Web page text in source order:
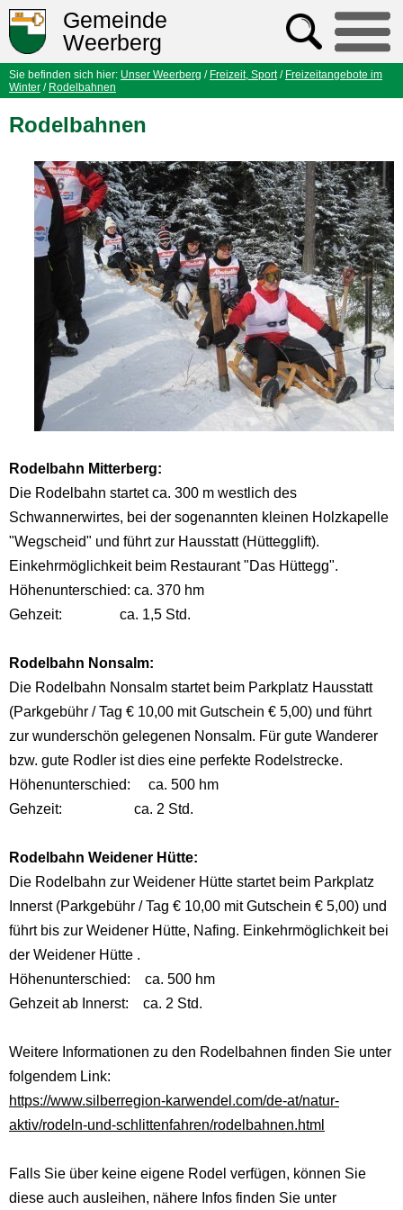
Gemeinde
Weerberg
Sie befinden sich hier: Unser Weerberg / Freizeit, Sport/ Freizeitangebote im
Winter / Rodelbahnen
Rodelbahnen
Rodelbahn Mitterberg:
Die Rodelbahn startet ca. 300 m westlich des
Schwannerwirtes, bei der sogenannten kleinen Holzkapelle
"Wegscheid" und führt zur Hausstatt (Hüttegglift).
Einkehrmöglichkeit beim Restaurant "Das Hüttegg".
Höhenunterschied: ca. 370 hm
Gehzeit: ca. 1,5 Std.
Rodelbahn Nonsalm:
Die Rodelbahn Nonsalm startet beim Parkplatz Hausstatt
(Parkgebühr / Tag € 10,00 mit Gutschein € 5,00) und führt
zur wunderschön gelegenen Nonsalm. Für gute Wanderer
bzw. gute Rodler ist dies eine perfekte Rodelstrecke.
Höhenunterschied: ca. 500 hm
Gehzeit: ca. 2 Std.
Rodelbahn Weidener Hütte:
Die Rodelbahn zur Weidener Hütte startet beim Parkplatz
Innerst (Parkgebühr / Tag € 10,00 mit Gutschein € 5,00) und
führt bis zur Weidener Hütte, Nafing. Einkehrmöglichkeit bei
der Weidener Hütte .
Höhenunterschied: ca. 500 hm
Gehzeit ab Innerst: ca. 2 Std.
Weitere Informationen zu den Rodelbahnen finden Sie unter
folgendem Link:
https://www.silberregion-karwendel.com/de-at/natur-
aktiv/rodeln-und-schlittenfahren/rodelbahnen.html
Falls Sie über keine eigene Rodel verfügen, können Sie
diese auch ausleihen, nähere Infos finden Sie unter